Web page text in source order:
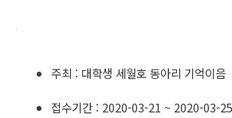
주최 : 대학생 세월호 동아리 기억이음
접수기간 : 2020-03-21 ~ 2020-03-25